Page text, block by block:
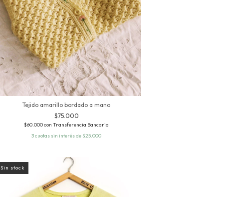
Tejido amarillo bordado a mano
$75.000
$60.000con Transferencia Bancaria
3cuotas sin interés de $25.000
Sin stock